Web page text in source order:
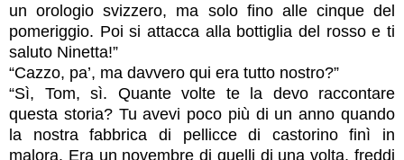
un orologio svizzero, ma solo fino alle cinque del
pomeriggio. Poi si attacca alla bottiglia del rosso e ti
saluto Ninetta!”
“Cazzo, pa’, ma davvero qui era tutto nostro?”
“Sì, Tom, sì. Quante volte te la devo raccontare
questa storia? Tu avevi poco più di un anno quando
la nostra fabbrica di pellicce di castorino finì in
malora. Era un novembre di quelli di una volta, freddi